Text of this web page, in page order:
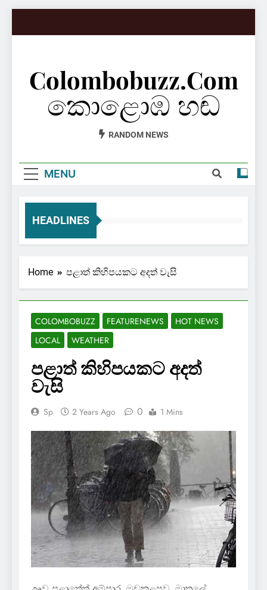
Colombobuzz.com
කොළොඹ හඬ
RANDOM NEWS
MENU
HEADLINES
Home පළාත් කිහිපයකට අදත් වැසි
COLOMBOBUZZ FEATURENEWS
HOT NEWS
LOCAL
WEATHER
පළාත් කිහිපයකට අදත්
වැසි
Sp 2 Years Ago 0 1 Mins